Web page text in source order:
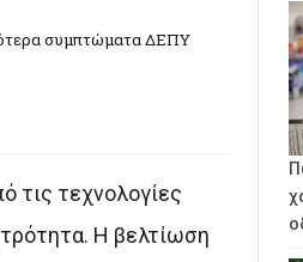
συμπτώματα ΔΕΠΥ
τις τεχνολογίες
Η βελτίωση